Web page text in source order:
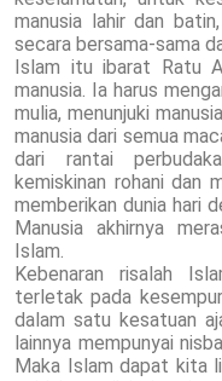
manusia lahir dan
secara bersama-sama
Islam itu ibarat Ratu
manusia. Ia harus
mulia, menunjuki
manusia dari semua
dari rantai
kemiskinan rohani dan
memberikan dunia hari
Manusia akhirnya
Islam.
Kebenaran risalah
terletak pada
dalam satu kesatuan
lainnya mempunyai
Maka Islam dapat kita